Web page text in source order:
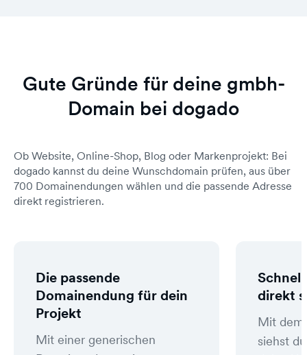
Gute Gründe für deine gmbh-
Domain bei dogado
Ob Website, Online-Shop, Blog oder Markenprojekt: Bei
dogado kannst du deine Wunschdomain prüfen, aus über
700 Domainendungen wählen und die passende Adresse
direkt registrieren.
Die passende
Domainendung für dein
Projekt
Mit einer generischen
direkt
Mit dem
siehst